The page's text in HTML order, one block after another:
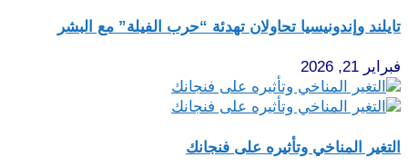
تايلند وإندونيسيا تحاولان تهدئة “حرب الفيلة” مع البشر
فبراير 21, 2026
التغير المناخي وتأثيره على فنجانك